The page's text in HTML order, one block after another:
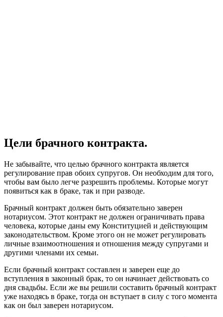
Цели брачного контракта.
Не забывайте, что целью брачного контракта является
регулирование прав обоих супругов. Он необходим для того,
чтобы вам было легче разрешить проблемы. Которые могут
появиться как в браке, так и при разводе.
Брачный контракт должен быть обязательно заверен
нотариусом. Этот контракт не должен ограничивать права
человека, которые даны ему Конституцией и действующим
законодательством. Кроме этого он не может регулировать
личные взаимоотношения и отношения между супругами и
другими членами их семьи.
Если брачный контракт составлен и заверен еще до
вступления в законный брак, то он начинает действовать со
дня свадьбы. Если же вы решили составить брачный контракт
уже находясь в браке, тогда он вступает в силу с того момента
как он был заверен нотариусом.